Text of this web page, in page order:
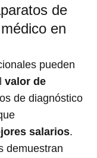
de
en
pueden
valor de
de diagnóstico
salarios.
demuestran